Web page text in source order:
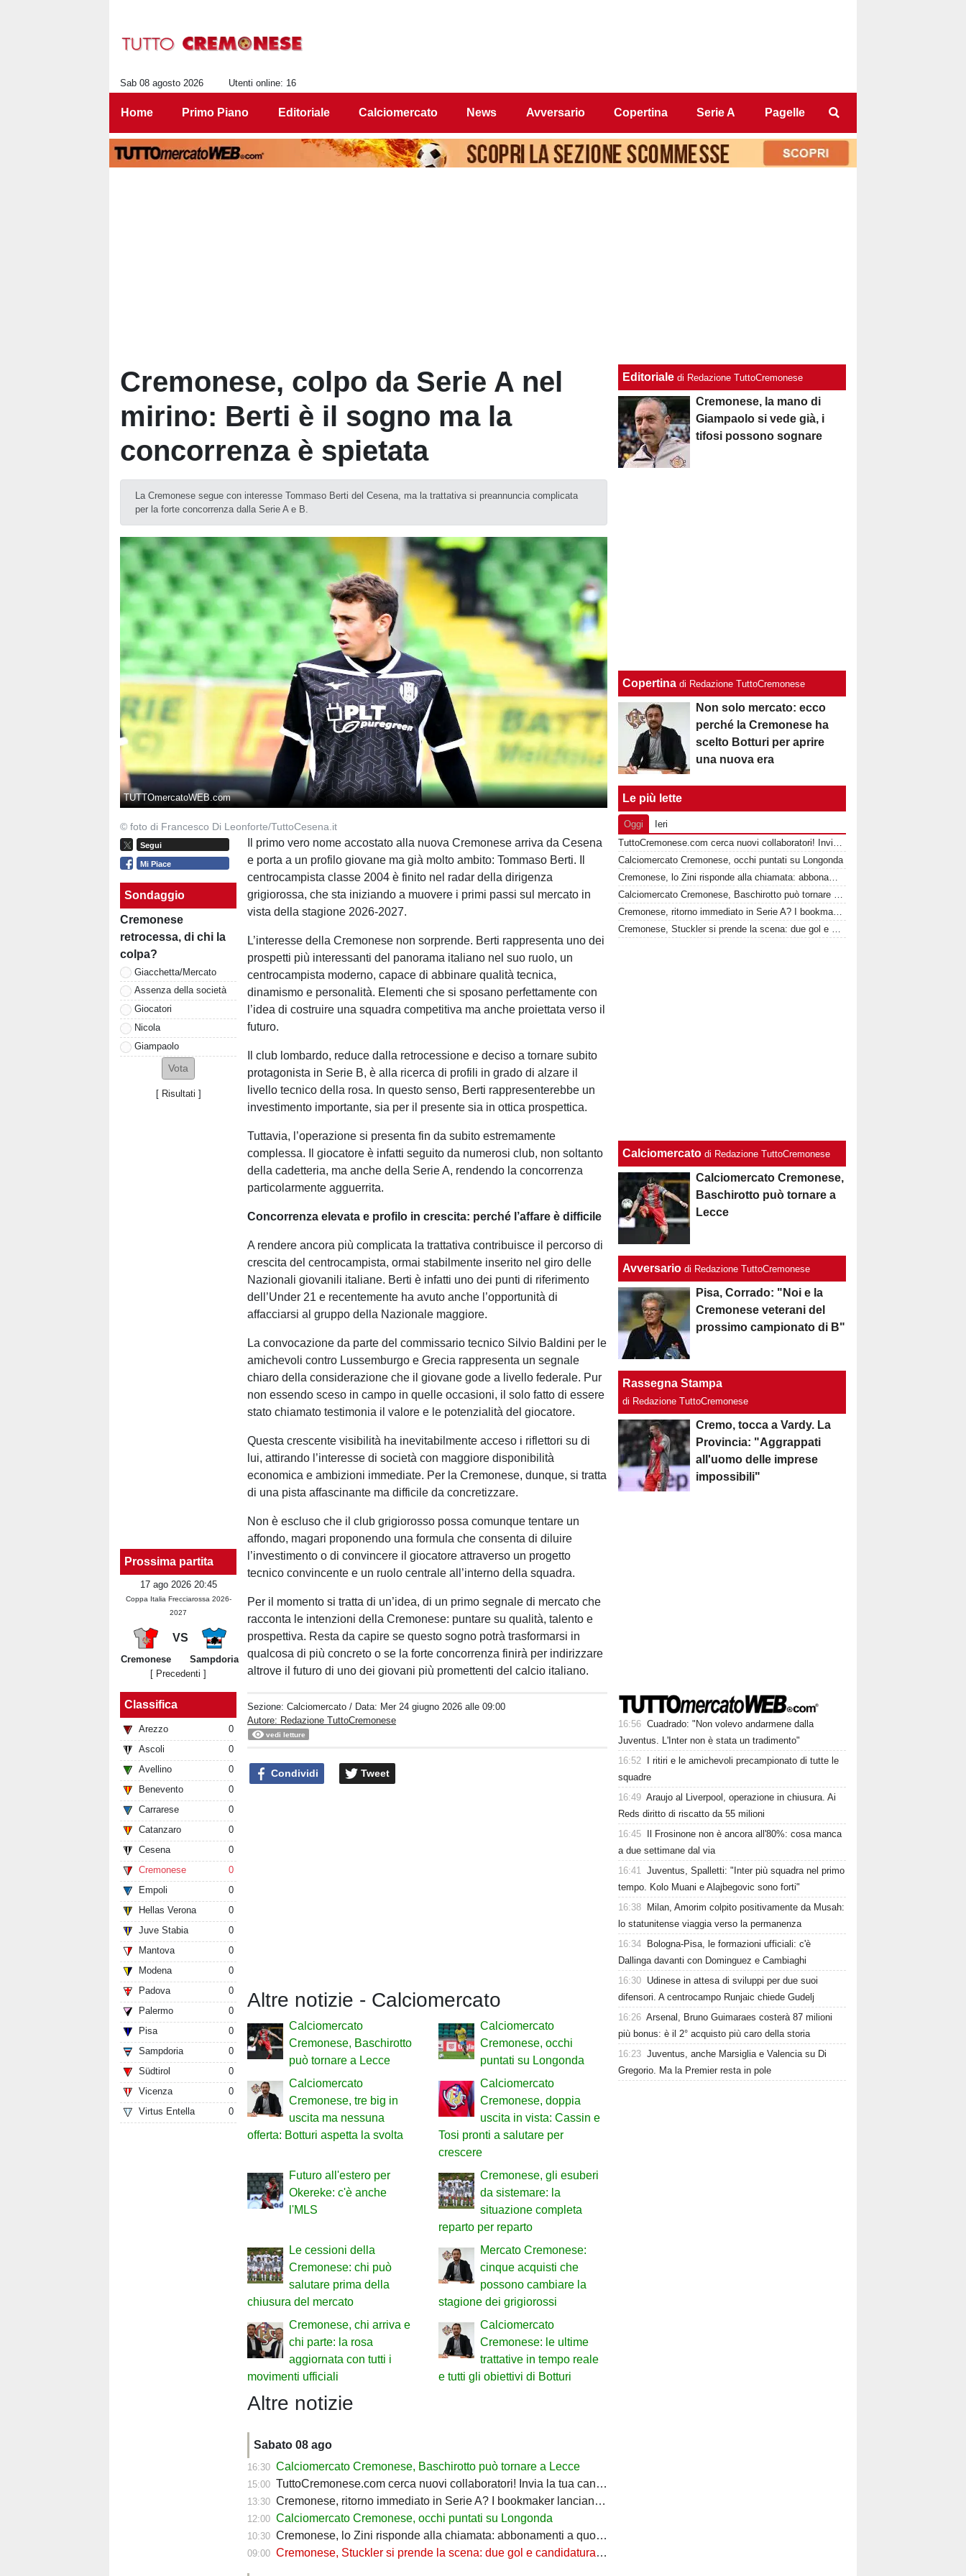
Sab 08 agosto 2026 Utenti online: 16
Home Primo Piano Editoriale Calciomercato News Avversario Copertina Serie A Pagelle
Cremonese, colpo da Serie A nel
mirino: Berti è il sogno ma la
concorrenza è spietata
La Cremonese segue con interesse Tommaso Berti del Cesena, ma la trattativa si preannuncia complicata
per la forte concorrenza dalla Serie A e B.
TUTTOmercatoWEB.com
© foto di Francesco Di Leonforte/TuttoCesena.it
Segui
Mi Piace
Sondaggio
Cremonese
retrocessa, di chi la
colpa?
Giacchetta/Mercato
Assenza della società
Giocatori
Nicola
Giampaolo
[ Risultati ]
Prossima partita
17 ago 2026 20:45
Coppa Italia Frecciarossa 2026-
2027
VS
Cremonese
Sampdoria
[ Precedenti ]
Classifica
Arezzo
0
Ascoli
0
Avellino
0
Benevento
0
Carrarese
0
Catanzaro
0
Cesena
0
Cremonese
0
Empoli
0
Hellas Verona
0
Juve Stabia
0
Mantova
0
Modena
0
Padova
0
Palermo
0
Pisa
0
Sampdoria
0
Südtirol
0
Vicenza
0
Virtus Entella
0
Il primo vero nome accostato alla nuova Cremonese arriva da Cesena
e porta a un profilo giovane ma già molto ambito: Tommaso Berti. Il
centrocampista classe 2004 è finito nel radar della dirigenza
grigiorossa, che sta iniziando a muovere i primi passi sul mercato in
vista della stagione 2026-2027.
L’interesse della Cremonese non sorprende. Berti rappresenta uno dei
prospetti più interessanti del panorama italiano nel suo ruolo, un
centrocampista moderno, capace di abbinare qualità tecnica,
dinamismo e personalità. Elementi che si sposano perfettamente con
l’idea di costruire una squadra competitiva ma anche proiettata verso il
futuro.
Il club lombardo, reduce dalla retrocessione e deciso a tornare subito
protagonista in Serie B, è alla ricerca di profili in grado di alzare il
livello tecnico della rosa. In questo senso, Berti rappresenterebbe un
investimento importante, sia per il presente sia in ottica prospettica.
Tuttavia, l’operazione si presenta fin da subito estremamente
complessa. Il giocatore è infatti seguito da numerosi club, non soltanto
della cadetteria, ma anche della Serie A, rendendo la concorrenza
particolarmente agguerrita.
Concorrenza elevata e profilo in crescita: perché l’affare è difficile
A rendere ancora più complicata la trattativa contribuisce il percorso di
crescita del centrocampista, ormai stabilmente inserito nel giro delle
Nazionali giovanili italiane. Berti è infatti uno dei punti di riferimento
dell’Under 21 e recentemente ha avuto anche l’opportunità di
affacciarsi al gruppo della Nazionale maggiore.
La convocazione da parte del commissario tecnico Silvio Baldini per le
amichevoli contro Lussemburgo e Grecia rappresenta un segnale
chiaro della considerazione che il giovane gode a livello federale. Pur
non essendo sceso in campo in quelle occasioni, il solo fatto di essere
stato chiamato testimonia il valore e le potenzialità del giocatore.
Questa crescente visibilità ha inevitabilmente acceso i riflettori su di
lui, attirando l’interesse di società con maggiore disponibilità
economica e ambizioni immediate. Per la Cremonese, dunque, si tratta
di una pista affascinante ma difficile da concretizzare.
Non è escluso che il club grigiorosso possa comunque tentare un
affondo, magari proponendo una formula che consenta di diluire
l’investimento o di convincere il giocatore attraverso un progetto
tecnico convincente e un ruolo centrale all’interno della squadra.
Per il momento si tratta di un’idea, di un primo segnale di mercato che
racconta le intenzioni della Cremonese: puntare su qualità, talento e
prospettiva. Resta da capire se questo sogno potrà trasformarsi in
qualcosa di più concreto o se la forte concorrenza finirà per indirizzare
altrove il futuro di uno dei giovani più promettenti del calcio italiano.
Sezione:Calciomercato / Data: Mer 24 giugno 2026 alle 09:00
Autore: Redazione TuttoCremonese
vedi letture
Condividi Tweet
Altre notizie - Calciomercato
Calciomercato
Cremonese, Baschirotto
può tornare a Lecce
Calciomercato
Cremonese, occhi
puntati su Longonda
Calciomercato
Cremonese, tre big in
uscita ma nessuna
offerta: Botturi aspetta la svolta
Calciomercato
Cremonese, doppia
uscita in vista: Cassin e
Tosi pronti a salutare per
crescere
Futuro all'estero per
Okereke: c'è anche
l'MLS
Cremonese, gli esuberi
da sistemare: la
situazione completa
reparto per reparto
Le cessioni della
Cremonese: chi può
salutare prima della
chiusura del mercato
Mercato Cremonese:
cinque acquisti che
possono cambiare la
stagione dei grigiorossi
Cremonese, chi arriva e
chi parte: la rosa
aggiornata con tutti i
movimenti ufficiali
Calciomercato
Cremonese: le ultime
trattative in tempo reale
e tutti gli obiettivi di Botturi
Altre notizie
Sabato 08 ago
16:30 Calciomercato Cremonese, Baschirotto può tornare a Lecce
15:00 TuttoCremonese.com cerca nuovi collaboratori! Invia la tua candidatura!
13:30 Cremonese, ritorno immediato in Serie A? I bookmaker lanciano i grigiorossi tra le favorite
12:00 Calciomercato Cremonese, occhi puntati su Longonda
10:30 Cremonese, lo Zini risponde alla chiamata: abbonamenti a quota 4.464, ora parte la corsa finale
09:00 Cremonese, Stuckler si prende la scena: due gol e candidatura forte per la Sampdoria
Editoriale di Redazione TuttoCremonese
Cremonese, la mano di
Giampaolo si vede già, i
tifosi possono sognare
Copertina di Redazione TuttoCremonese
Non solo mercato: ecco
perché la Cremonese ha
scelto Botturi per aprire
una nuova era
Le più lette
Oggi
Ieri
TuttoCremonese.com cerca nuovi collaboratori! Invia la tua candidatura!
Calciomercato Cremonese, occhi puntati su Longonda
Cremonese, lo Zini risponde alla chiamata: abbonamenti a quota 4.464, ora parte la corsa finale
Calciomercato Cremonese, Baschirotto può tornare a Lecce
Cremonese, ritorno immediato in Serie A? I bookmaker lanciano i grigiorossi tra le favorite
Cremonese, Stuckler si prende la scena: due gol e candidatura forte per la Sampdoria
Calciomercato di Redazione TuttoCremonese
Calciomercato Cremonese,
Baschirotto può tornare a
Lecce
Avversario di Redazione TuttoCremonese
Pisa, Corrado: "Noi e la
Cremonese veterani del
prossimo campionato di B"
Rassegna Stampa
di Redazione TuttoCremonese
Cremo, tocca a Vardy. La
Provincia: "Aggrappati
all'uomo delle imprese
impossibili"
16:56 Cuadrado: "Non volevo andarmene dalla
Juventus. L'Inter non è stata un tradimento"
16:52
I ritiri e le amichevoli precampionato di tutte le
squadre
16:49 Araujo al Liverpool, operazione in chiusura. Ai
Reds diritto di riscatto da 55 milioni
16:45
Il Frosinone non è ancora all'80%: cosa manca
a due settimane dal via
16:41 Juventus, Spalletti: "Inter più squadra nel primo
tempo. Kolo Muani e Alajbegovic sono forti"
16:38
Milan, Amorim colpito positivamente da Musah:
lo statunitense viaggia verso la permanenza
16:34
Bologna-Pisa, le formazioni ufficiali: c'è
Dallinga davanti con Dominguez e Cambiaghi
16:30 Udinese in attesa di sviluppi per due suoi
difensori. A centrocampo Runjaic chiede Gudelj
16:26 Arsenal, Bruno Guimaraes costerà 87 milioni
più bonus: è il 2° acquisto più caro della storia
16:23 Juventus, anche Marsiglia e Valencia su Di
Gregorio. Ma la Premier resta in pole